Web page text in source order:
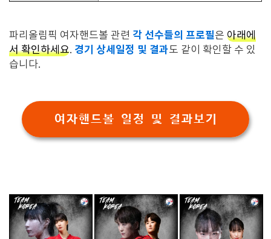
파리올림픽 여자핸드볼 관련 각 선수들의 프로필은 아래에
서 확인하세요. 경기 상세일정 및 결과도 같이 확인할 수 있
습니다.
여자핸드볼 일정 및 결과보기